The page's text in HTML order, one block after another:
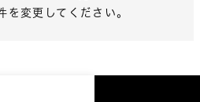
を変更してください。